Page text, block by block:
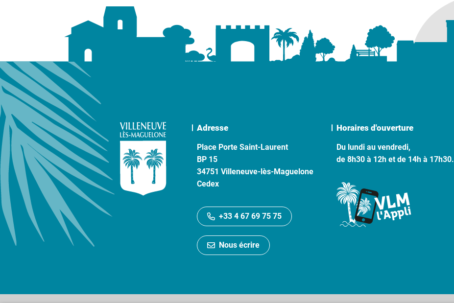
Adresse
Place Porte Saint-Laurent
BP 15
34751 Villeneuve-lès-Maguelone
Cedex
+33 4 67 69 75 75
Nous écrire
Horaires d'ouverture
Du lundi au vendredi,
de 8h30 à 12h et de 14h à 17h30.